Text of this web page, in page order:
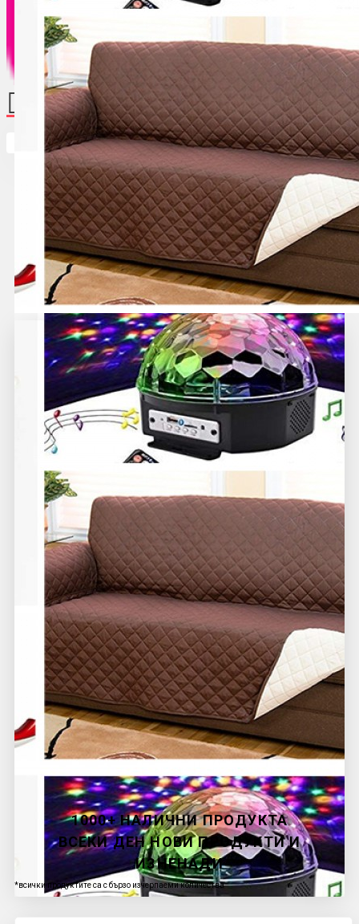
Кутията ви е празна
1000+ НАЛИЧНИ ПРОДУКТА
ВСЕКИ ДЕН НОВИ ПРОДУКТИ И
ИЗНЕНАДИ
*всички продуктите са с бързо изчерпаеми количества